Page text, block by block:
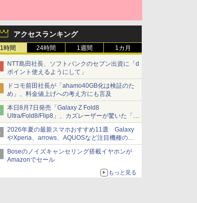
アクセスランキング
1時間 24時間 1週間 1カ月
NTT島田社長、ソフトバンクのセブン出資に「d
ポイント使えるようにして」
ドコモ前田社長が「ahamo40GB化は検証のた
め」、料金値上げへの考え方にも言及
本日8月7日発売「Galaxy Z Fold8
Ultra/Fold8/Flip8」、カズレーザーが驚いた「そ
ば屋のメニュー並みの薄さ」
2026年夏の最新スマホおすすめ11選 Galaxy
やXperia、arrows、AQUOSなど注目機種の特
徴は
Boseのノイズキャンセリング搭載イヤホンが
Amazonでセール
もっと見る